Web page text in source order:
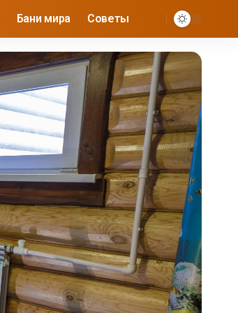
Бани мира Советы